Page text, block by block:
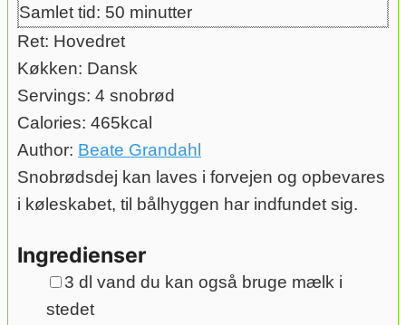
Samlet tid: 50 minutter
minutter
Ret: Hovedret
Køkken: Dansk
Servings: 4 snobrød
Calories: 465kcal
Author: Beate Grandahl
Snobrødsdej kan laves i forvejen og opbevares
i køleskabet, til bålhyggen har indfundet sig.
Ingredienser
▢
3 dl vand du kan også bruge mælk i
stedet